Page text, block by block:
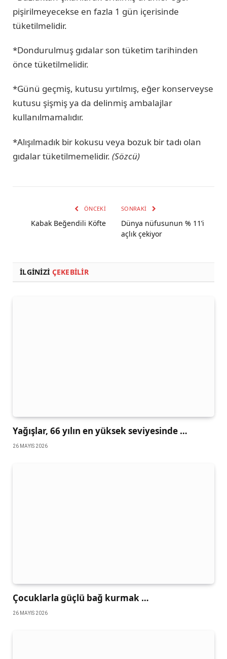
pişirilmeyecekse en fazla 1 gün içerisinde
tüketilmelidir.
*Dondurulmuş gıdalar son tüketim tarihinden
önce tüketilmelidir.
*Günü geçmiş, kutusu yırtılmış, eğer konserveyse
kutusu şişmiş ya da delinmiş ambalajlar
kullanılmamalıdır.
*Alışılmadık bir kokusu veya bozuk bir tadı olan
gıdalar tüketilmemelidir. (Sözcü)
ÖNCEKI
Kabak Beğendili Köfte
SONRAKI
Dünya nüfusunun % 11’i
açlık çekiyor
İLGINIZI ÇEKEBILIR
Yağışlar, 66 yılın en yüksek seviyesinde …
26 MAYIS 2026
Çocuklarla güçlü bağ kurmak …
26 MAYIS 2026